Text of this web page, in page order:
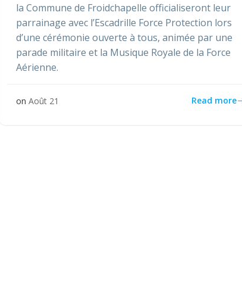
la Commune de Froidchapelle officialiseront leur
parrainage avec l’Escadrille Force Protection lors
d’une cérémonie ouverte à tous, animée par une
parade militaire et la Musique Royale de la Force
Aérienne.
onAoût 21 Read more